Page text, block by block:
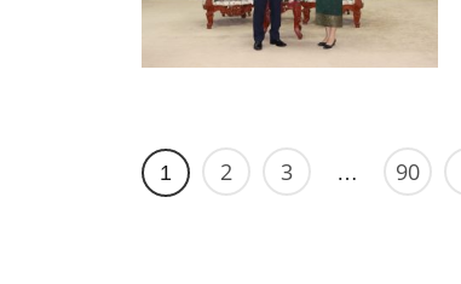
1 2 3 … 90